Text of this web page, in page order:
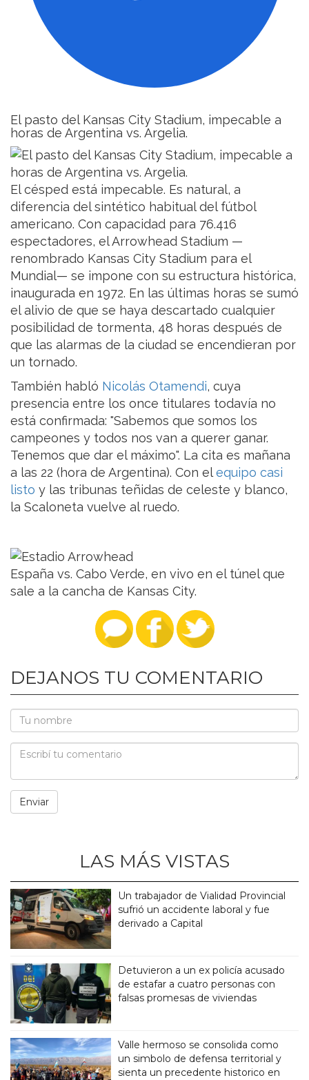
El pasto del Kansas City Stadium, impecable a
horas de Argentina vs. Argelia.
​El césped está impecable. Es natural, a
diferencia del sintético habitual del fútbol
americano. Con capacidad para 76.416
espectadores, el Arrowhead Stadium —
renombrado Kansas City Stadium para el
Mundial— se impone con su estructura histórica,
inaugurada en 1972. En las últimas horas se sumó
el alivio de que se haya descartado cualquier
posibilidad de tormenta, 48 horas después de
que las alarmas de la ciudad se encendieran por
un tornado.
​También habló Nicolás Otamendi, cuya
presencia entre los once titulares todavía no
está confirmada: "Sabemos que somos los
campeones y todos nos van a querer ganar.
Tenemos que dar el máximo". La cita es mañana
a las 22 (hora de Argentina). Con elequipo casi
listo y las tribunas teñidas de celeste y blanco,
la Scaloneta vuelve al ruedo.
España vs. Cabo Verde, en vivo en el túnel que
sale a la cancha de Kansas City.
DEJANOS TU COMENTARIO
LAS MÁS VISTAS
Un trabajador de Vialidad Provincial
sufrió un accidente laboral y fue
derivado a Capital
Detuvieron a un ex policía acusado
de estafar a cuatro personas con
falsas promesas de viviendas
Valle hermoso se consolida como
un simbolo de defensa territorial y
sienta un precedente historico en